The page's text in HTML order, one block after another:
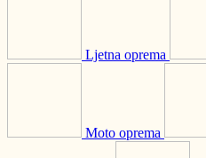
Ljetna oprema
Moto oprema